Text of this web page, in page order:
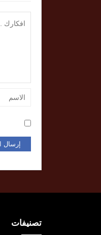
تصنيفات